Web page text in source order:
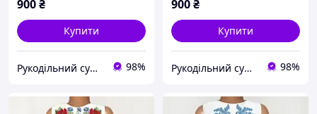
900₴
Купити
Рукодільний сундучок 98%
900₴
Купити
Рукодільний сундучок 98%